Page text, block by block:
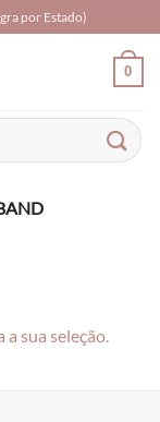
por Estado)
0
sua seleção.